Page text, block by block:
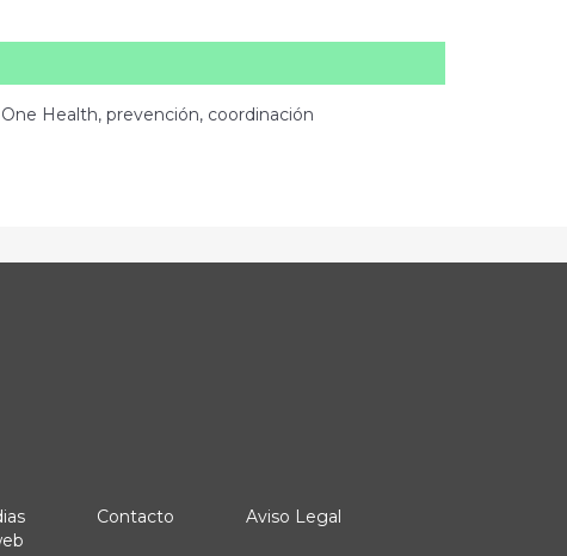
Health, prevención, coordinación
Contacto
Aviso Legal